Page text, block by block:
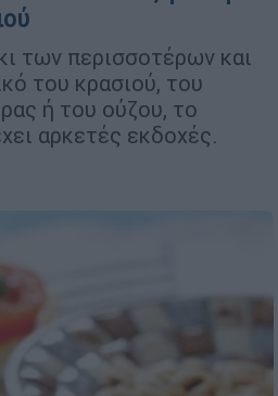
των περισσοτέρων και
του κρασιού, του
ή του ούζου, το
αρκετές εκδοχές.